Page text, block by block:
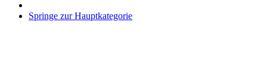
Springe zur Hauptkategorie